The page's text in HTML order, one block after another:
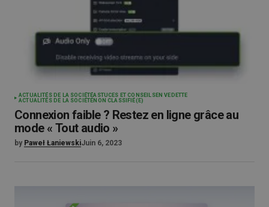
ACTUALITÉS DE LA SOCIÉTÉASTUCES ET CONSEILSEN VEDETTE
ACTUALITÉS DE LA SOCIÉTÉ NON CLASSIFIÉ(E)
Connexion faible ? Restez en ligne grâce au
mode « Tout audio »
by Paweł ŁaniewskiJuin 6, 2023